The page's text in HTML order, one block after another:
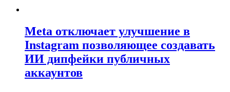
Meta отключает улучшение в
Instagram позволяющее создавать
ИИ дипфейки публичных
аккаунтов